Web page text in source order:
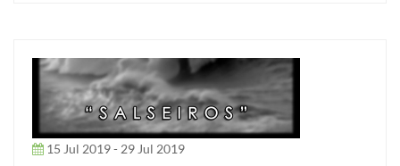
15 Jul 2019 - 29 Jul 2019